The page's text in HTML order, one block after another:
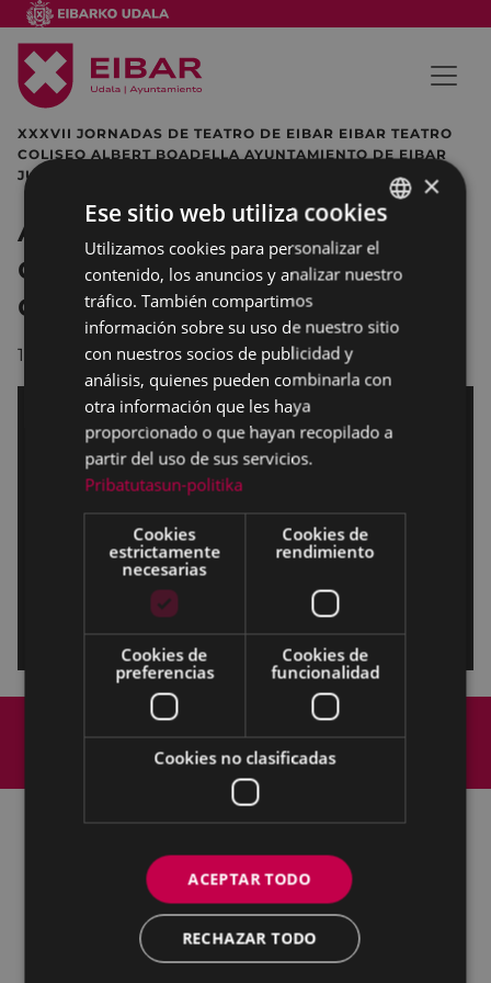
XXXVII JORNADAS DE TEATRO DE EIBAR EIBAR TEATRO
COLISEO ALBERT BOADELLA AYUNTAMIENTO DE EIBAR
JUAN ORTEGA
Albert Boadella. Conferencia
de apertura XXXVII Jornadas
de Teatro de Eibar
13/03/2014
Mapa del Sitio
Aviso legal
Política de cookies
Contacto
Todas las redes sociales del Ayuntamiento
Eibarko Udala - Untzaga plaza, 1 | 20600 Eibar
Tfnoa.: 943 70 84 00 / 010 | Faxa: 943 70 84 16 |
BASQUE
SPANISH
×
Ese sitio web utiliza cookies
Utilizamos cookies para personalizar el
contenido, los anuncios y analizar nuestro
tráfico. También compartimos
información sobre su uso de nuestro sitio
con nuestros socios de publicidad y
análisis, quienes pueden combinarla con
otra información que les haya
proporcionado o que hayan recopilado a
partir del uso de sus servicios.
Pribatutasun-politika
Cookies
estrictamente
necesarias
Cookies de
rendimiento
Cookies de
preferencias
Cookies de
funcionalidad
Cookies no clasificadas
ACEPTAR TODO
RECHAZAR TODO